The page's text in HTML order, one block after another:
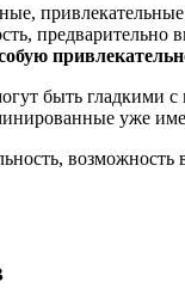
предварительно
быть
уже